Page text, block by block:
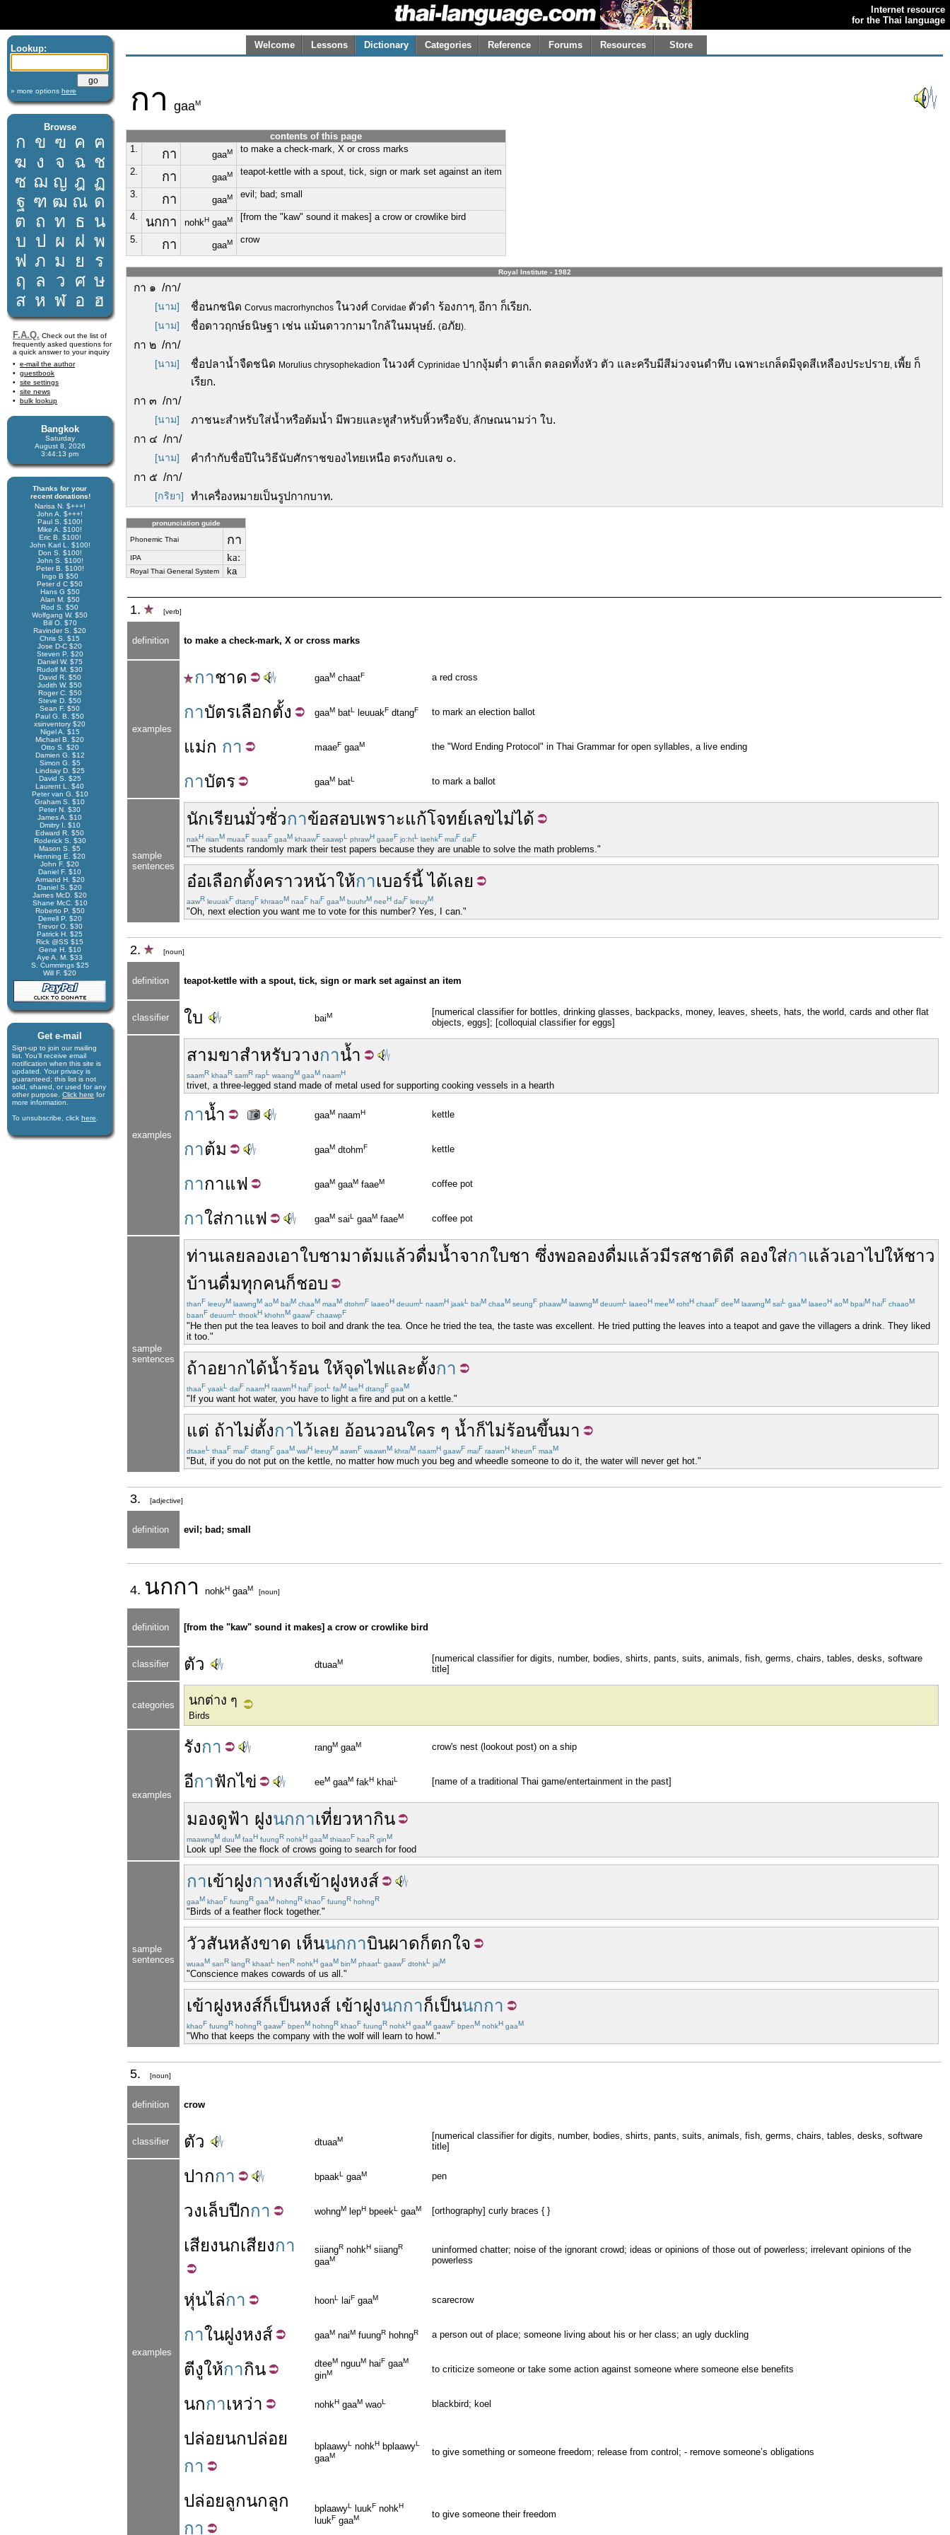
Internet resource
for the Thai language
Lookup:
» more options here
Browse
ก ข ฃ ค ฅ
ฆ ง จ ฉ ช
ซ ฌ ญ ฎ ฏ
ฐ ฑ ฒ ณ ด
ต ถ ท ธ น
บ ป ผ ฝ พ
ฟ ภ ม ย
ร
ฤ
ล ว ศ ษ
ส ห ฬ อ ฮ
F.A.Q. Check out the list of
frequently asked questions for
a quick answer to your inquiry
e-mail the author
guestbook
site settings
site news
bulk lookup
Bangkok
Saturday
August 8, 2026
3:44:14 pm
Thanks for your
recent donations!
Narisa N. $+++!
John A. $+++!
Paul S. $100!
Mike A. $100!
Eric B. $100!
John Karl L. $100!
Don S. $100!
John S. $100!
Peter B. $100!
Ingo B $50
Peter d C $50
Hans G $50
Alan M. $50
Rod S. $50
Wolfgang W. $50
Bill O. $70
Ravinder S. $20
Chris S. $15
Jose D-C $20
Steven P. $20
Daniel W. $75
Rudolf M. $30
David R. $50
Judith W. $50
Roger C. $50
Steve D. $50
Sean F. $50
Paul G. B. $50
xsinventory $20
Nigel A. $15
Michael B. $20
Otto S. $20
Damien G. $12
Simon G. $5
Lindsay D. $25
David S. $25
Laurent L. $40
Peter van G. $10
Graham S. $10
Peter N. $30
James A. $10
Dmitry I. $10
Edward R. $50
Roderick S. $30
Mason S. $5
Henning E. $20
John F. $20
Daniel F. $10
Armand H. $20
Daniel S. $20
James McD. $20
Shane McC. $10
Roberto P. $50
Derrell P. $20
Trevor O. $30
Patrick H. $25
Rick @SS $15
Gene H. $10
Aye A. M. $33
S. Cummings $25
Will F. $20
Get e-mail
Sign-up to join our mail­ing
list. You'll receive e­mail
notification when this site is
updated. Your privacy is
guaran­teed; this list is not
sold, shared, or used for any
other purpose. Click here for
more infor­mation.
To unsubscribe, click here
Welcome Lessons Dictionary Categories Reference Forums Resources Store
กา gaaM
contents of this page
1.
กา gaaM to make a check-mark, X or cross marks
2. กา gaaM teapot-kettle with a spout, tick, sign or mark set against an item
3. กา gaaM evil; bad; small
4. นกกา nohkH gaaM [from the "kaw" sound it makes] a crow or crowlike bird
5. กา gaaM crow
Royal Institute - 1982
กา ๑ /กา/
[นาม] ชื่อนกชนิด Corvus macrorhynchos ในวงศ์ Corvidae ตัวดำ ร้องกาๆ, อีกา ก็เรียก.
[นาม] ชื่อดาวฤกษ์ธนิษฐา เช่น แม้นดาวกามาใกล้ในมนุษย์. (อภัย).
กา ๒ /กา/
[นาม] ชื่อปลาน้ำจืดชนิด Morulius chrysophekadion ในวงศ์ Cyprinidae ปากงุ้มต่ำ ตาเล็ก ตลอดทั้งหัว ตัว และครีบมีสีม่วงจนดำทึบ เฉพาะเกล็ดมีจุดสีเหลืองประปราย, เพี้ย ก็
เรียก.
กา ๓ /กา/
[นาม] ภาชนะสำหรับใส่น้ำหรือต้มน้ำ มีพวยและหูสำหรับหิ้วหรือจับ, ลักษณนามว่า ใบ.
กา ๔ /กา/
[นาม]
คำกำกับชื่อปีในวิธีนับศักราชของไทยเหนือ ตรงกับเลข ๐.
กา ๕ /กา/
[กริยา] ทำเครื่องหมายเป็นรูปกากบาท.
pronunciation guide
Phonemic Thai กา
IPA kaː
Royal Thai General System ka
1. [verb]
definition to make a check-mark, X or cross marks
examples
กาชาด gaaM chaatF a red cross
กาบัตรเลือกตั้ง gaaM batL leuuakF dtangF to mark an election ballot
แม่ก กา maaeF gaaM the "Word Ending Protocol" in Thai Grammar for open syllables, a live ending
กาบัตร gaaM batL to mark a ballot
sample
sentences
นักเรียนมั่วซั่วกาข้อสอบเพราะแก้โจทย์เลขไม่ได้
nakH riianM muaaF suaaF gaaM khaawF saawpL phrawH gaaeF jo:htL laehkF maiF daiF
"The students randomly mark their test papers because they are unable to solve the math problems."
อ๋อเลือกตั้งคราวหน้าให้กาเบอร์นี้ ได้เลย
aawR leuuakF dtangF khraaoM naaF haiF gaaM buuhrM neeH daiF leeuyM
"Oh, next election you want me to vote for this number? Yes, I can."
2. [noun]
definition teapot-kettle with a spout, tick, sign or mark set against an item
classifier ใบ baiM
[numerical classifier for bottles, drinking glasses, backpacks, money, leaves, sheets, hats, the world, cards and other flat
objects, eggs]; [colloquial classifier for eggs]
examples
สามขาสำหรับวางกาน้ำ
saamR khaaR samR rapL waangM gaaM naamH
trivet, a three-legged stand made of metal used for supporting cooking vessels in a hearth
กาน้ำ gaaM naamH kettle
กาต้ม gaaM dtohmF kettle
กากาแฟ gaaM gaaM faaeM coffee pot
กาใส่กาแฟ gaaM saiL gaaM faaeM coffee pot
sample
sentences
ท่านเลยลองเอาใบชามาต้มแล้วดื่มน้ำจากใบชา ซึ่งพอลองดื่มแล้วมีรสชาติดี ลองใส่กาแล้วเอาไปให้ชาว
บ้านดื่มทุกคนก็ชอบ
thanF leeuyM laawngM aoM baiM chaaM maaM dtohmF laaeoH deuumL naamH jaakL baiM chaaM seungF phaawM laawngM deuumL laaeoH meeM rohtH chaatF deeM laawngM saiL gaaM laaeoH aoM bpaiM haiF chaaoM
baanF deuumL thookH khohnM gaawF chaawpF
"He then put the tea leaves to boil and drank the tea. Once he tried the tea, the taste was excellent. He tried putting the leaves into a teapot and gave the villagers a drink. They liked
it too."
ถ้าอยากได้น้ำร้อน ให้จุดไฟและตั้งกา
thaaF yaakL daiF naamH raawnH haiF jootL faiM laeH dtangF gaaM
"If you want hot water, you have to light a fire and put on a kettle."
แต่ ถ้าไม่ตั้งกาไว้เลย อ้อนวอนใคร ๆ น้ำก็ไม่ร้อนขึ้นมา
dtaaeL thaaF maiF dtangF gaaM waiH leeuyM aawnF waawnM khraiM naamH gaawF maiF raawnH kheunF maaM
"But, if you do not put on the kettle, no matter how much you beg and wheedle someone to do it, the water will never get hot."
3. [adjective]
definition evil; bad; small
4. นกกา nohkH gaaM [noun]
definition [from the "kaw" sound it makes] a crow or crowlike bird
classifier ตัว dtuaaM
[numerical classifier for digits, number, bodies, shirts, pants, suits, animals, fish, germs, chairs, tables, desks, software
title]
categories นกต่าง ๆ
Birds
examples
รังกา rangM gaaM crow's nest (lookout post) on a ship
อีกาฟักไข่ eeM gaaM fakH khaiL [name of a traditional Thai game/entertainment in the past]
มองดูฟ้า ฝูงนกกาเที่ยวหากิน
maawngM duuM faaH fuungR nohkH gaaM thiaaoF haaR ginM
Look up! See the flock of crows going to search for food
sample
sentences
กาเข้าฝูงกาหงส์เข้าฝูงหงส์
gaaM khaoF fuungR gaaM hohngR khaoF fuungR hohngR
"Birds of a feather flock together."
วัวสันหลังขาด เห็นนกกาบินผาดก็ตกใจ
wuaaM sanR langR khaatL henR nohkH gaaM binM phaatL gaawF dtohkL jaiM
"Conscience makes cowards of us all."
เข้าฝูงหงส์ก็เป็นหงส์ เข้าฝูงนกกาก็เป็นนกกา
khaoF fuungR hohngR gaawF bpenM hohngR khaoF fuungR nohkH gaaM gaawF bpenM nohkH gaaM
"Who that keeps the company with the wolf will learn to howl."
5. [noun]
definition crow
classifier ตัว dtuaaM
[numerical classifier for digits, number, bodies, shirts, pants, suits, animals, fish, germs, chairs, tables, desks, software
title]
examples
ปากกา bpaakL gaaM pen
วงเล็บปีกกา wohngM lepH bpeekL gaaM [orthography] curly braces { }
เสียงนกเสียงกา siiangR nohkH siiangR
gaaM
uninformed chatter; noise of the ignorant crowd; ideas or opinions of those out of powerless; irrelevant opinions of the
powerless
หุ่นไล่กา hoonL laiF gaaM scarecrow
กาในฝูงหงส์ gaaM naiM fuungR hohngR a person out of place; someone living about his or her class; an ugly duckling
ตีงูให้กากิน dteeM nguuM haiF gaaM
ginM to criticize someone or take some action against someone where someone else benefits
นกกาเหว่า nohkH gaaM waoL blackbird; koel
ปล่อยนกปล่อย
กา
bplaawyL nohkH bplaawyL
gaaM to give something or someone freedom; release from control; - remove someone’s obligations
ปล่อยลูกนกลูก
กา
bplaawyL luukF nohkH
luukF gaaM to give someone their freedom